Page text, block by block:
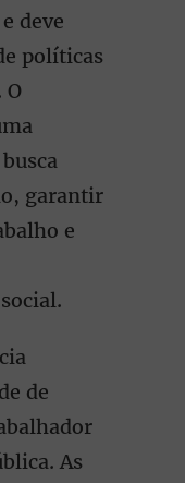
e deve
políticas
O
garantir
e
de
As